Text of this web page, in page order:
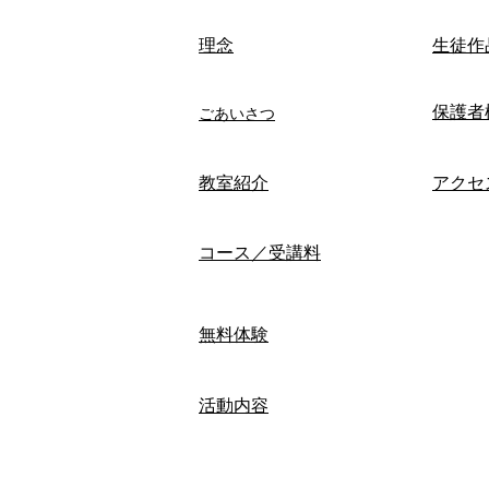
​理念
ごあいさつ
​教室紹介
生徒作
保護者
アク
コース／受講料
無料体験
活動内容